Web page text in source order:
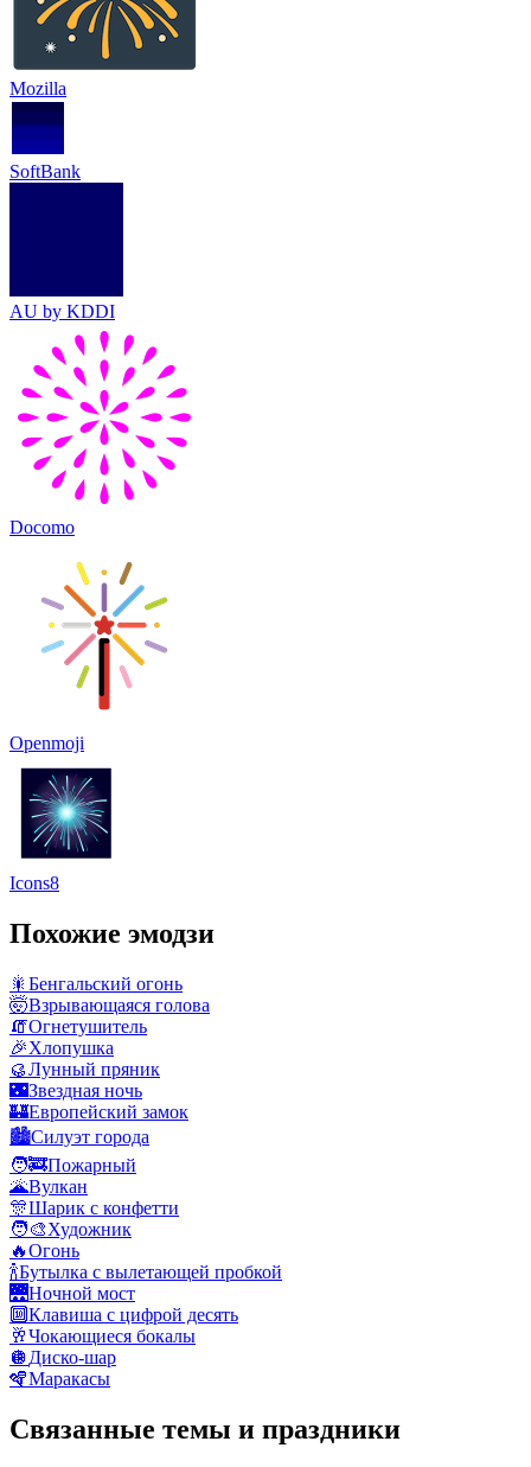
Mozilla
SoftBank
AU by KDDI
Docomo
Openmoji
Icons8
Похожие эмодзи
🎇 Бенгальский огонь
🤯Взрывающаяся голова
🧯Огнетушитель
🎉Хлопушка
🥮Лунный пряник
🌃Звездная ночь
🏰Европейский замок
🏙️Силуэт города
🧑‍🚒Пожарный
🌋Вулкан
🎊Шарик с конфетти
🧑‍🎨Художник
🔥Огонь
🍾Бутылка с вылетающей пробкой
🌉Ночной мост
🔟Клавиша с цифрой десять
🥂Чокающиеся бокалы
🪩 Диско-шар
🪇Маракасы
Связанные темы и праздники